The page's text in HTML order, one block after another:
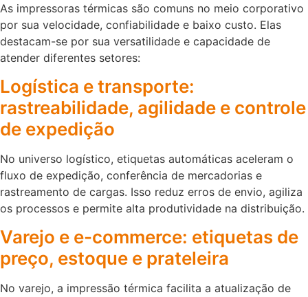
As impressoras térmicas são comuns no meio corporativo
por sua velocidade, confiabilidade e baixo custo. Elas
destacam-se por sua versatilidade e capacidade de
atender diferentes setores:
Logística e transporte:
rastreabilidade, agilidade e controle
de expedição
No universo logístico, etiquetas automáticas aceleram o
fluxo de expedição, conferência de mercadorias e
rastreamento de cargas. Isso reduz erros de envio, agiliza
os processos e permite alta produtividade na distribuição.
Varejo e e-commerce: etiquetas de
preço, estoque e prateleira
No varejo, a impressão térmica facilita a atualização de